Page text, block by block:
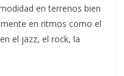
en terrenos bien
en ritmos como el
el jazz, el rock, la